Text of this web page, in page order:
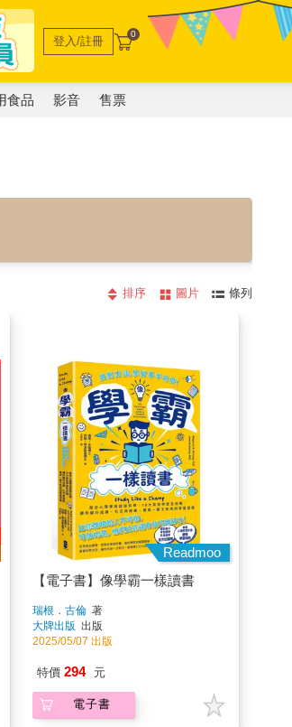
登入/註冊 0
食品 影音 售票
排序 圖片 條列
Readmoo
【電子書】像學霸一樣讀書
瑞根．古倫著
大牌出版 出版
2025/05/07 出版
特價 294 元
電子書